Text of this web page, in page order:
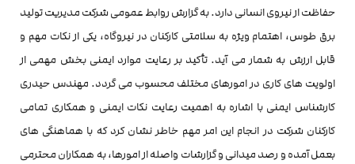
حفاظت از نیروی انسانی دارد. به گزارش روابط عمومی شرکت مدیریت تولید
برق طوس، اهتمام ویژه به سلامتی کارکنان در نیروگاه، یکی از نکات مهم و
قابل ارزش به شمار می آید. تأکید بر رعایت موارد ایمنی بخش مهمی از
اولویت های کاری در امورهای مختلف محسوب می گردد. مهندس حیدری
کارشناس ایمنی با اشاره به اهمیت رعایت نکات ایمنی و همکاری تمامی
کارکنان شرکت در انجام این امر مهم خاطر نشان کرد که با هماهنگی های
بعمل آمده و رصد میدانی و گزارشات واصله از امورها، به همکاران محترمی